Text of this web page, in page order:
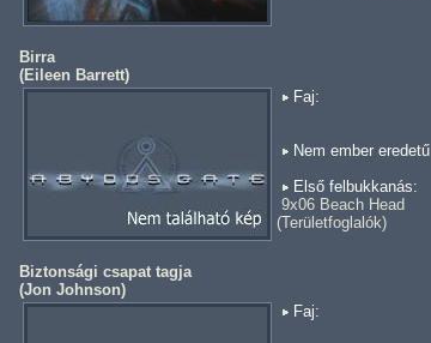
Birra
(Eileen Barrett)
Faj:
Nem ember eredetű
Első felbukkanás:
9x06 Beach Head
(Területfoglalók)
Biztonsági csapat tagja
(Jon Johnson)
Faj: